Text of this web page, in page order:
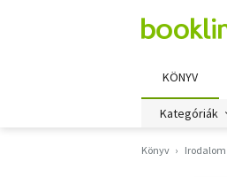
KÖNYV
Kategóriák
Könyv Irodalom